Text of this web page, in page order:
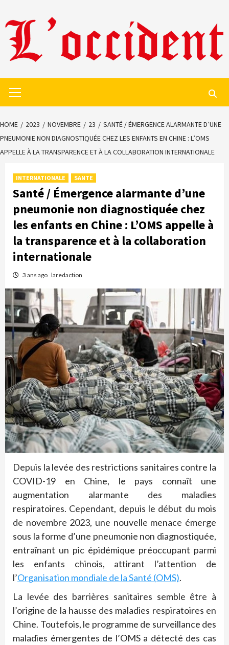
to
content
Menu
HOME 2023 NOVEMBRE 23
SANTÉ / ÉMERGENCE ALARMANTE D’UNE
PNEUMONIE NON DIAGNOSTIQUÉE CHEZ LES ENFANTS EN CHINE : L’OMS
APPELLE À LA TRANSPARENCE ET À LA COLLABORATION INTERNATIONALE
INTERNATIONALE SANTE
Santé / Émergence alarmante d’une
pneumonie non diagnostiquée chez
les enfants en Chine : L’OMS appelle à
la transparence et à la collaboration
internationale
3 ans ago laredaction
Depuis la levée des restrictions sanitaires contre la
COVID-19 en Chine, le pays connaît une
augmentation alarmante des maladies
respiratoires. Cependant, depuis le début du mois
de novembre 2023, une nouvelle menace émerge
sous la forme d’une pneumonie non diagnostiquée,
entraînant un pic épidémique préoccupant parmi
les enfants chinois, attirant l’attention de
l’Organisation mondiale de la Santé (OMS).
La levée des barrières sanitaires semble être à
l’origine de la hausse des maladies respiratoires en
Chine. Toutefois, le programme de surveillance des
maladies émergentes de l’OMS a détecté des cas